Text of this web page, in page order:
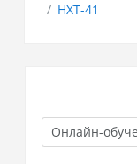
НХТ-41